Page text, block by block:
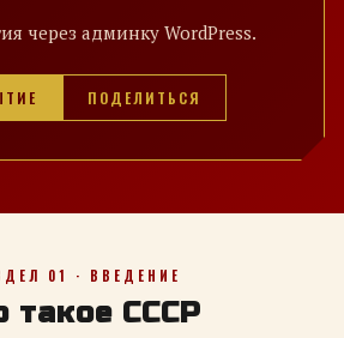
через админку WordPress.
ПОДЕЛИТЬСЯ
01 · ВВЕДЕНИЕ
такое СССР